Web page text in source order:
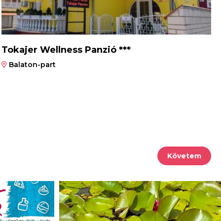
Tokajer Wellness Panzió ***
Balaton-part
Követem